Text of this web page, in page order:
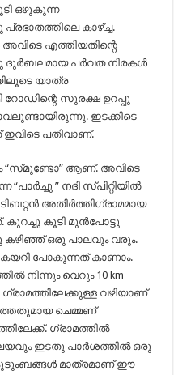
ഒഴുകുന്ന
കാഴ്ച്ച.
എത്തിയതിന്റെ
ദുർബലമായ പർവത നിരകൾ
യാത്ര
സുരക്ഷ ഉറപ്പു
ഇടക്കിടെ
ഇവിടെ പതിവാണ്.
ആണ്. അവിടെ
“പാർച്ചു ” നദി സ്പിറ്റിയിൽ
അതിർത്തിഗ്രാമമായ
കുറച്ചു കൂടി മുൻപോട്ടു
ഒരു പാലവും വരും.
കയറി പോകുന്നത് കാണാം.
നിന്നും വെറും 10 km
ഗ്രാമത്തിലേക്കുള്ള വഴിയാണ്
ചെമ്മണ്
ഗ്രാമത്തിൽ
ഇടതു പാർശത്തിൽ ഒരു
കുടുംബങ്ങൾ മാത്രമാണ് ഈ